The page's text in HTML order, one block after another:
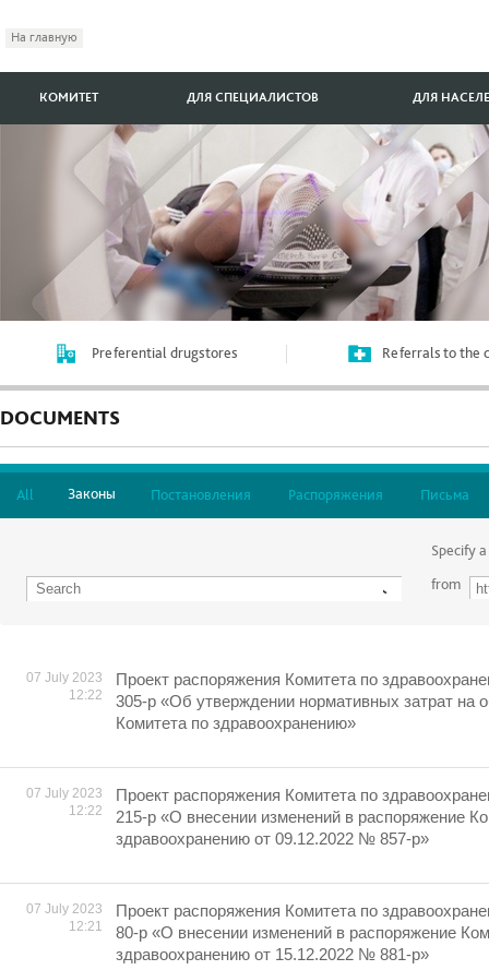
На главную
КОМИТЕТ ДЛЯ СПЕЦИАЛИСТОВ ДЛЯ
Preferential drugstores Referrals to the
DOCUMENTS
All Законы Постановления Распоряжения Письма
Specify
from
07 July 2023
12:22
Проект распоряжения Комитета по
305-р «Об утверждении нормативных затрат на
Комитета по здравоохранению»
07 July 2023
12:22
Проект распоряжения Комитета по
215-р «О внесении изменений в распоряжение
здравоохранению от 09.12.2022 № 857-р»
07 July 2023
12:21
Проект распоряжения Комитета по
80-р «О внесении изменений в распоряжение
здравоохранению от 15.12.2022 № 881-р»